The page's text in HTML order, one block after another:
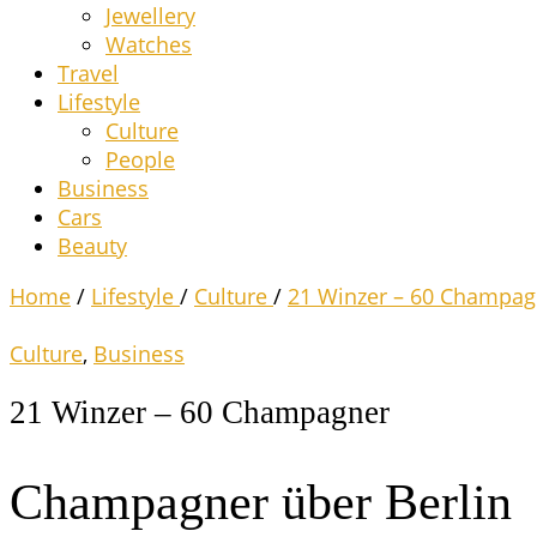
Jewel­lery
Wat­ches
Tra­vel
Life­style
Cul­tu­re
Peo­p­le
Busi­ness
Cars
Beau­ty
Home / Lifestyle / Culture / 21 Win­zer – 60
Culture, Business
21 Win­zer – 60 Champagner
Cham­pa­gner über Berlin